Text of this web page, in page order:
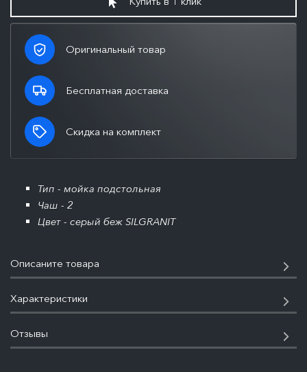
Оригинальный товар
Бесплатная доставка
Скидка на комплект
Тип - мойка подстольная
Чаш - 2
Цвет - серый беж SILGRANIT
Описаните товара
Характеристики
Отзывы